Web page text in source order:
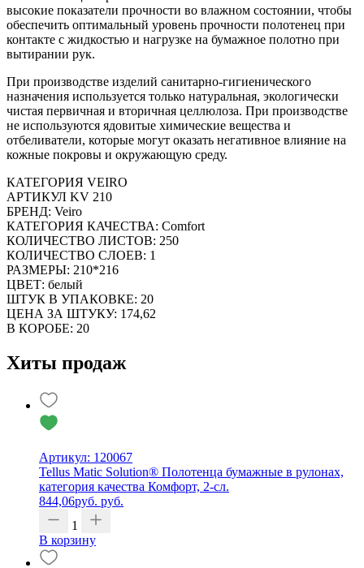
высокие показатели прочности во влажном состоянии, чтобы
обеспечить оптимальный уровень прочности полотенец при
контакте с жидкостью и нагрузке на бумажное полотно при
вытирании рук.
При производстве изделий санитарно-гигиенического
назначения используется только натуральная, экологически
чистая первичная и вторичная целлюлоза. При производстве
не используются ядовитые химические вещества и
отбеливатели, которые могут оказать негативное влияние на
кожные покровы и окружающую среду.
КАТЕГОРИЯ VEIRO
АРТИКУЛ KV 210
БРЕНД: Veiro
КАТЕГОРИЯ КАЧЕСТВА: Comfort
КОЛИЧЕСТВО ЛИСТОВ: 250
КОЛИЧЕСТВО СЛОЕВ: 1
РАЗМЕРЫ: 210*216
ЦВЕТ: белый
ШТУК В УПАКОВКЕ: 20
ЦЕНА ЗА ШТУКУ: 174,62
В КОРОБЕ: 20
Хиты продаж
Артикул: 120067
Tellus Matic Solution® Полотенца бумажные в рулонах,
категория качества Комфорт, 2-сл.
844,06руб. руб.
1
В корзину